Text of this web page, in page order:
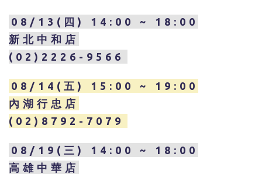
08/13(四) 14:00 ~ 18:00
新北中和店
(02)2226-9566
08/14(五) 15:00 ~ 19:00
內湖行忠店
(02)8792-7079
08/19(三) 14:00 ~ 18:00
高雄中華店